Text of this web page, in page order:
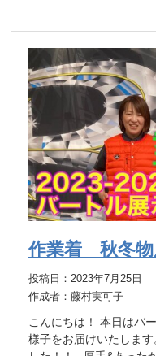
作業着 秋冬
投稿日：2023年7月25日
作成者：藤村実可子
こんにちは！ 本日はバ
様子をお届けいたしま